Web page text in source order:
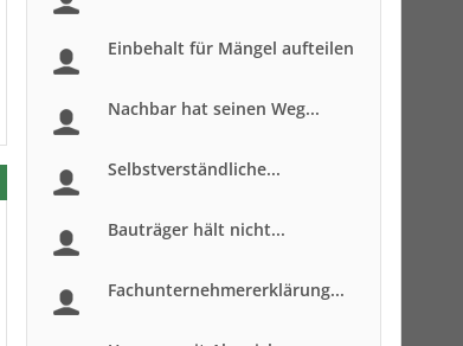
Einbehalt für Mängel aufteilen
Nachbar hat seinen Weg...
Selbstverständliche...
Bauträger hält nicht...
Fachunternehmererklärung...